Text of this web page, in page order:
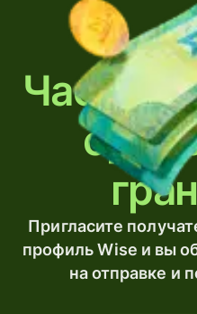
Часто
Пригласите
профиль Wise и вы
на отправке и